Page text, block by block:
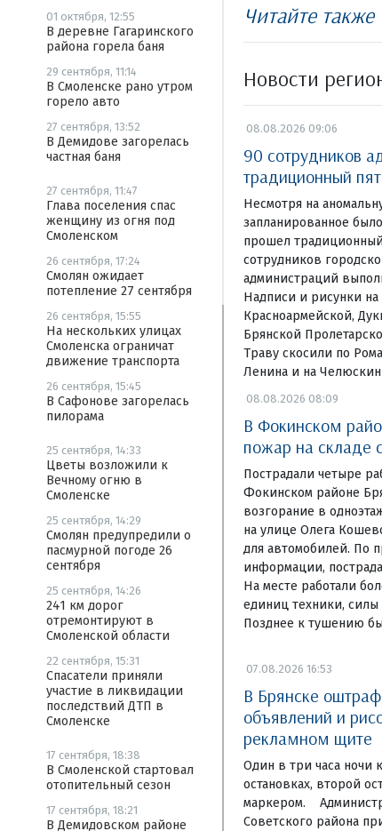
01 октября, 12:55
В деревне Гагаринского
района горела баня
29 сентября, 11:14
В Смоленске рано утром
горело авто
27 сентября, 13:52
В Демидове загорелась
частная баня
27 сентября, 11:47
Глава поселения спас
женщину из огня под
Смоленском
26 сентября, 17:24
Смолян ожидает
потепление 27 сентября
26 сентября, 15:55
На нескольких улицах
Смоленска ограничат
движение транспорта
26 сентября, 15:45
В Сафонове загорелась
пилорама
25 сентября, 14:33
Цветы возложили к
Вечному огню в
Смоленске
25 сентября, 14:29
Смолян предупредили о
пасмурной погоде 26
сентября
25 сентября, 14:26
241 км дорог
отремонтируют в
Смоленской области
22 сентября, 15:31
Спасатели приняли
участие в ликвидации
последствий ДТП в
Смоленске
17 сентября, 18:38
В Смоленской стартовал
отопительный сезон
17 сентября, 18:21
В Демидовском районе
Читайте также
Новости
08.08.2026 09:06
90 сотрудников
традиционный
Несмотря на
запланированное
прошел
сотрудников
администраций
Надписи и рисунки
Красноармейской,
Брянской
Траву скосили по
Ленина и на
08.08.2026 08:09
В Фокинском
пожар на складе
Пострадали четыре
Фокинском районе
возгорание в
на улице Олега
для автомобилей. По
информации,
На месте работали
единиц техники,
Позднее к тушению
07.08.2026 16:53
В Брянске
объявлений и
рекламном щите
Один в три часа ночи
остановках, второй
маркером.
Советского района